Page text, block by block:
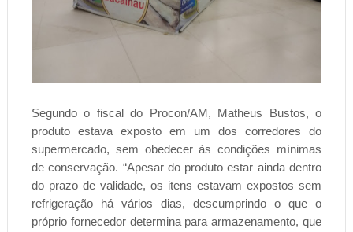
Segundo o fiscal do Procon/AM, Matheus Bustos, o
produto estava exposto em um dos corredores do
supermercado, sem obedecer às condições mínimas
de conservação. “Apesar do produto estar ainda dentro
do prazo de validade, os itens estavam expostos sem
refrigeração há vários dias, descumprindo o que o
próprio fornecedor determina para armazenamento, que